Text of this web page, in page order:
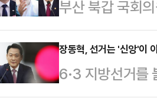
부산 북갑 국회
수석과 한동훈
나타났다. 여론
선 ARS(자동응
치러지고 다음
장동혁, 선거는 '신앙'이
6·3 지방선거를
15%의 '사망선